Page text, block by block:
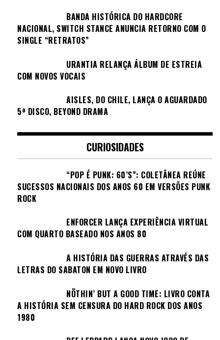
BANDA HISTÓRICA DO HARDCORE
NACIONAL, SWITCH STANCE ANUNCIA RETORNO COM O
SINGLE “RETRATOS”
URANTIA RELANÇA ÁLBUM DE ESTREIA
COM NOVOS VOCAIS
AISLES, DO CHILE, LANÇA O AGUARDADO
5º DISCO, BEYOND DRAMA
CURIOSIDADES
“POP É PUNK: 60’S”: COLETÂNEA REÚNE
SUCESSOS NACIONAIS DOS ANOS 60 EM VERSÕES PUNK
ROCK
ENFORCER LANÇA EXPERIÊNCIA VIRTUAL
COM QUARTO BASEADO NOS ANOS 80
A HISTÓRIA DAS GUERRAS ATRAVÉS DAS
LETRAS DO SABATON EM NOVO LIVRO
NÖTHIN’ BUT A GOOD TIME: LIVRO CONTA
A HISTÓRIA SEM CENSURA DO HARD ROCK DOS ANOS
1980